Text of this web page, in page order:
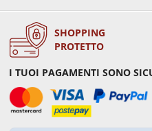
SHOPPING
PROTETTO
I TUOI PAGAMENTI SONO